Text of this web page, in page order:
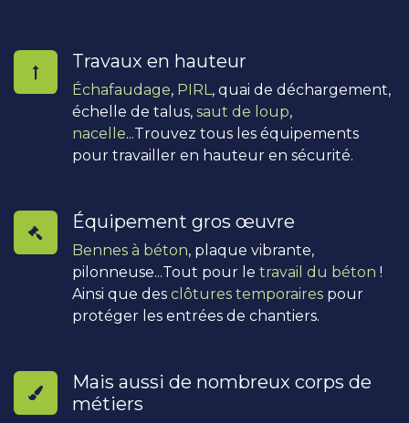
Travaux en hauteur
Échafaudage, PIRL, quai de déchargement,
échelle de talus, saut de loup,
nacelle...Trouvez tous les équipements
pour travailler en hauteur en sécurité.
Équipement gros œuvre
Bennes à béton, plaque vibrante,
pilonneuse...Tout pour le travail du béton !
Ainsi que des clôtures temporaires pour
protéger les entrées de chantiers.
Mais aussi de nombreux corps de
métiers